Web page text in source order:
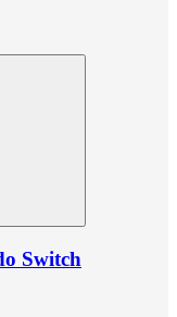
Switch